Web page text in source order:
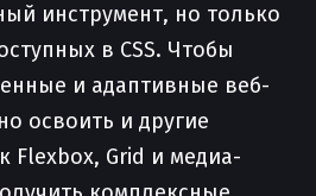
инструмент, но только
в CSS. Чтобы
и адаптивные веб-
освоить и другие
Flexbox, Grid и медиа-